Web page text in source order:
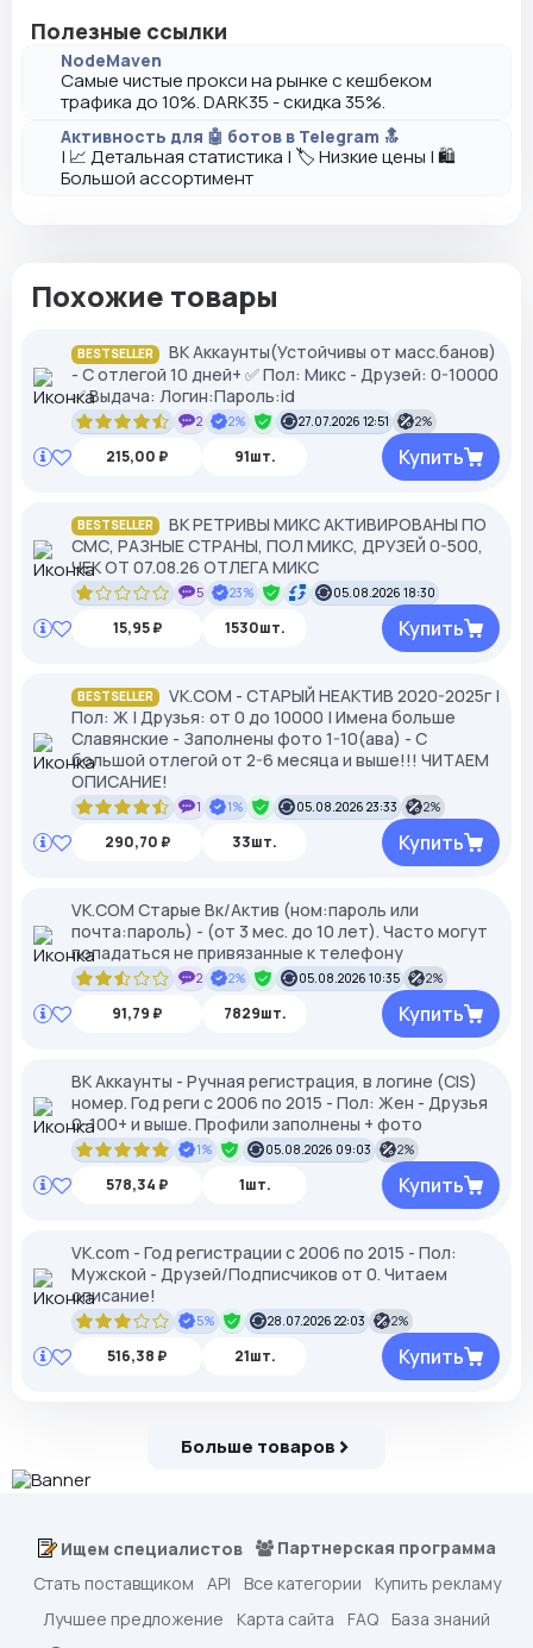
Полезные ссылки
NodeMaven
Самые чистые прокси на рынке с кешбеком
трафика до 10%. DARK35 - скидка 35%.
Активность для 🤖 ботов в Telegram 🔝
| 📈 Детальная статистика | 🏷️ Низкие цены | 🛍️
Большой ассортимент
Похожие товары
BESTSELLER
ВК Аккaунты(Устойчивы от масс.банов)
- С отлегой 10 дней+ ✅ Пол: Микс - Друзей: 0-10000
✅ Выдача: Логин:Пароль:id
2 2% 27.07.2026 12:51 2%
215,00 ₽ 91шт. Купить
BESTSELLER
ВК РЕТРИВЫ МИКС АКТИВИРОВАНЫ ПО
СМС, РАЗНЫЕ СТРАНЫ, ПОЛ МИКС, ДРУЗЕЙ 0-500,
ЧЕК ОТ 07.08.26 ОТЛЕГА МИКС
5 23% 05.08.2026 18:30
15,95 ₽ 1530шт. Купить
BESTSELLER
VK.COM - СТАРЫЙ НЕАКТИВ 2020-2025г |
Пол: Ж | Друзья: от 0 до 10000 | Имена больше
Славянские - Заполнены фото 1-10(ава) - С
большой отлегой от 2-6 месяца и выше!!! ЧИТАЕМ
ОПИСАНИЕ!
1 1% 05.08.2026 23:33 2%
290,70 ₽ 33шт. Купить
VK.COM Старые Вк/Актив (ном:пароль или
почта:пароль) - (от 3 мес. до 10 лет). Часто могут
попадаться не привязанные к телефону
2 2% 05.08.2026 10:35 2%
91,79 ₽ 7829шт. Купить
ВК Аккаунты - Ручная регистрация, в логине (CIS)
номер. Год реги с 2006 по 2015 - Пол: Жен - Друзья
0-100+ и выше. Профили заполнены + фото
1% 05.08.2026 09:03 2%
578,34 ₽ 1шт. Купить
VK.com - Год регистрации с 2006 по 2015 - Пол:
Мужской - Друзей/Подписчиков от 0. Читаем
описание!
5% 28.07.2026 22:03 2%
516,38 ₽ 21шт. Купить
Больше товаров
Ищем специалистов
Партнерская программа
Стать поставщиком
API Все категории
Купить рекламу
Лучшее предложение
Карта сайта FAQ
База знаний